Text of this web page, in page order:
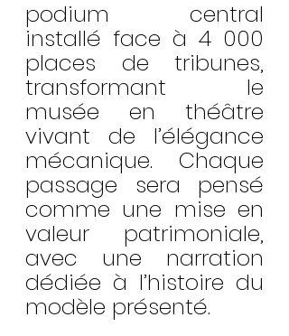
podium central
installé face à 4 000
places de tribunes,
transformant le
musée en théâtre
vivant de l’élégance
mécanique. Chaque
passage sera pensé
comme une mise en
valeur patrimoniale,
avec une narration
dédiée à l’histoire du
modèle présenté.